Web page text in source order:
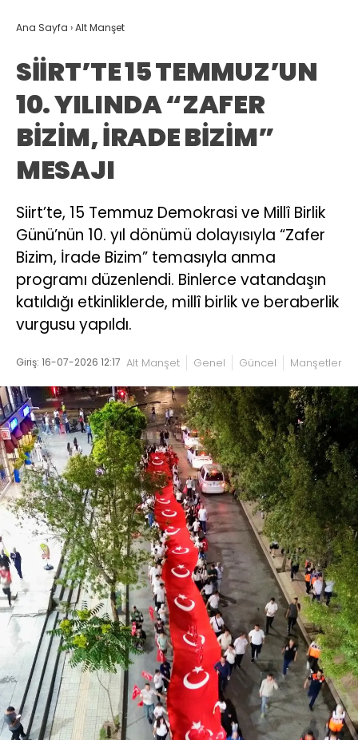
Ana Sayfa ›Alt Manşet
SİİRT’TE 15 TEMMUZ’UN
10. YILINDA “ZAFER
BİZİM, İRADE BİZİM”
MESAJI
Siirt’te, 15 Temmuz Demokrasi ve Millî Birlik
Günü’nün 10. yıl dönümü dolayısıyla “Zafer
Bizim, İrade Bizim” temasıyla anma
programı düzenlendi. Binlerce vatandaşın
katıldığı etkinliklerde, millî birlik ve beraberlik
vurgusu yapıldı.
Giriş: 16-07-2026 12:17 Alt Manşet Genel Güncel Manşetler